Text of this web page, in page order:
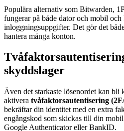
Populära alternativ som Bitwarden,
fungerar på både dator och mobil
inloggningsuppgifter. Det gör det
hantera många konton.
skyddslager
Även det starkaste lösenordet kan
aktivera tvåfaktorsautentisering
bekräftar din identitet med en extra
engångskod som skickas till din
Google Authenticator eller BankID.